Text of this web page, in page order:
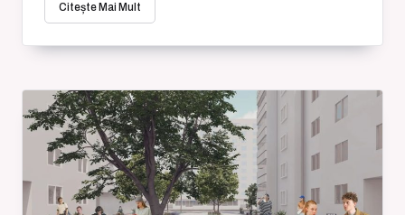
Citește Mai Mult